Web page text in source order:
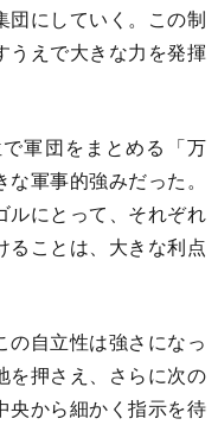
団にしていく。この制
うえで大きな力を発揮
軍団をまとめる「万
軍事的強みだった。
ルにとって、それぞれ
ることは、大きな利点
自立性は強さになっ
を押さえ、さらに次の
央から細かく指示を待